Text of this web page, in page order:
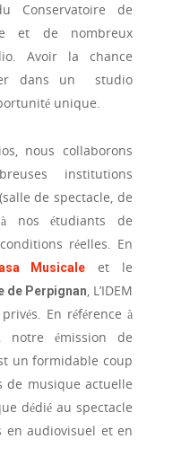
Conservatoire de
et de nombreux
Avoir la chance
dans un studio
unique.
nous collaborons
institutions
de spectacle, de
nos étudiants de
réelles. En
Musicale et le
de Perpignan, L’IDEM
privés. En référence à
notre émission de
un formidable coup
de musique actuelle
dédié au spectacle
en audiovisuel et en